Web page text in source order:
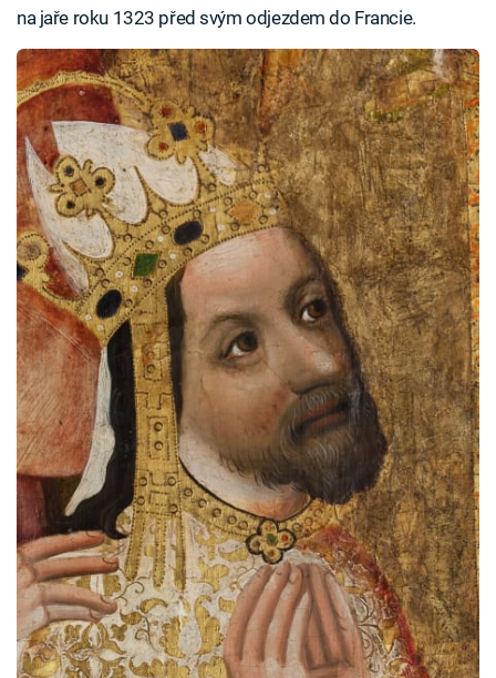
na jaře roku 1323 před svým odjezdem do Francie.